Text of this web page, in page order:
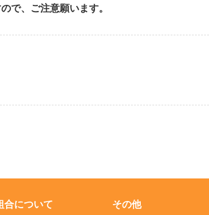
で、ご注意願います。
合について その他